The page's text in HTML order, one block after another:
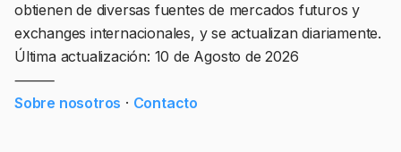
obtienen de diversas fuentes de mercados futuros y
exchanges internacionales, y se actualizan diariamente.
Última actualización: 10 de Agosto de 2026
⸻
Sobre nosotros · Contacto